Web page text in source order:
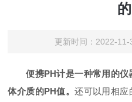
更新时间：2022-
便携PH计是一种常用的
体介质的PH值。还可以用相应